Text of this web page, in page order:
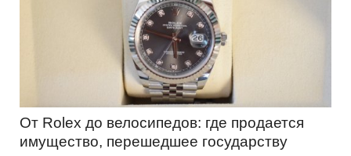
От Rolex до велосипедов: где продается
имущество, перешедшее государству